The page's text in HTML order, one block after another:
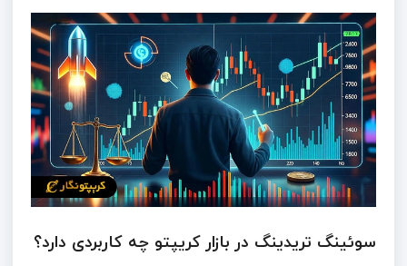
سوئینگ تریدینگ در بازار کریپتو چه کاربردی دارد؟